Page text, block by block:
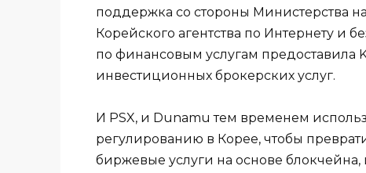
поддержка со стороны Министерства
Корейского агентства по Интернету и
по финансовым услугам предоставила
инвестиционных брокерских услуг.
И PSX, и Dunamu тем временем
регулированию в Корее, чтобы
биржевые услуги на основе